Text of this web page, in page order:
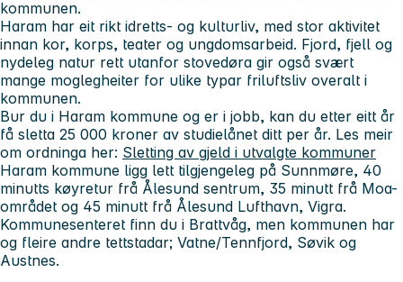
kommunen.
Haram har eit rikt idretts- og kulturliv, med stor aktivitet
innan kor, korps, teater og ungdomsarbeid. Fjord, fjell og
nydeleg natur rett utanfor stovedøra gir også svært
mange moglegheiter for ulike typar friluftsliv overalt i
kommunen.
Bur du i Haram kommune og er i jobb, kan du etter eitt år
få sletta 25 000 kroner av studielånet ditt per år. Les meir
om ordninga her: Sletting av gjeld i utvalgte kommuner
Haram kommune ligg lett tilgjengeleg på Sunnmøre, 40
minutts køyretur frå Ålesund sentrum, 35 minutt frå Moa-
området og 45 minutt frå Ålesund Lufthavn, Vigra.
Kommunesenteret finn du i Brattvåg, men kommunen har
og fleire andre tettstadar; Vatne/Tennfjord, Søvik og
Austnes.